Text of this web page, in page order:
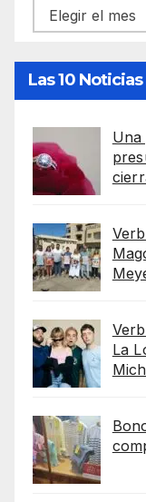
Archivos
Las 10
La